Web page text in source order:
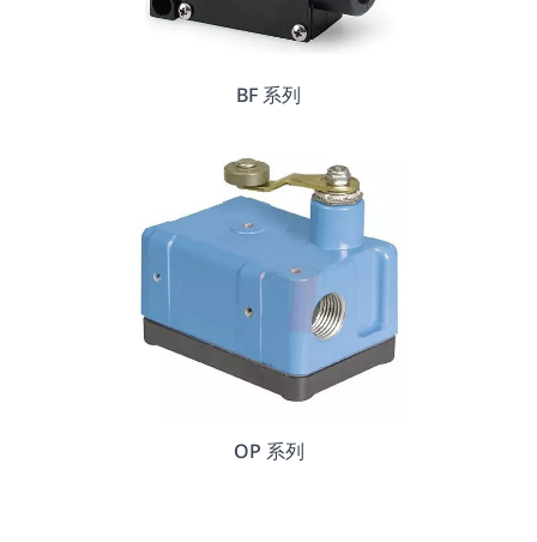
BF 系列
OP 系列